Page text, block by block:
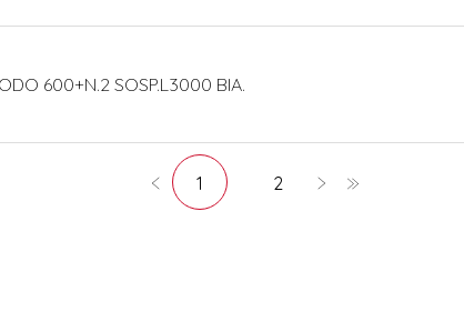
600+N.2 SOSP.L3000 BIA.
1 2